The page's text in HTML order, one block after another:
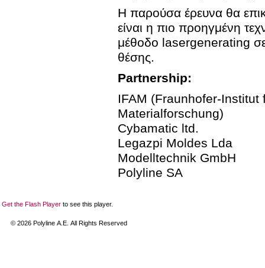
Η παρούσα έρευνα θα
είναι η πιο προηγμένη
μέθοδο lasergenerating σε
θέσης.
Partnership:
IFAM (Fraunhofer-
Materialforschung)
Cybamatic ltd.
Legazpi Moldes Lda
Modelltechnik GmbH
Polyline SA
Get the Flash Player to see this player.
© 2026 Polyline Α.Ε. All Rights Reserved